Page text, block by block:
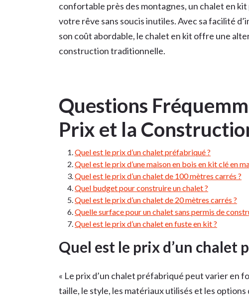
confortable près des montagnes, un chalet en
votre rêve sans soucis inutiles. Avec sa facilité
son coût abordable, le chalet en kit offre une
construction traditionnelle.
Questions
Prix et la
Quel est le prix d’un chalet préfabriqué ?
Quel est le prix d’une maison en bois en kit clé en
Quel est le prix d’un chalet de 100 mètres carrés ?
Quel budget pour construire un chalet ?
Quel est le prix d’un chalet de 20 mètres carrés ?
Quelle surface pour un chalet sans permis de
Quel est le prix d’un chalet en fuste en kit ?
Quel est le prix d’un chalet
« Le prix d’un chalet préfabriqué peut varier en
taille, le style, les matériaux utilisés et les